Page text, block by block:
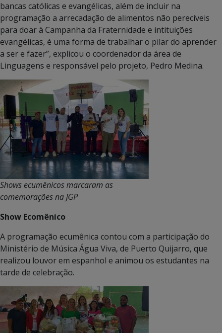
bancas católicas e evangélicas, além de incluir na
programação a arrecadação de alimentos não perecíveis
para doar à Campanha da Fraternidade e intituições
evangélicas, é uma forma de trabalhar o pilar do aprender
a ser e fazer”, explicou o coordenador da área de
Linguagens e responsável pelo projeto, Pedro Medina.
Shows ecumênicos marcaram as
comemorações na JGP
Show Ecomênico
A programação ecumênica contou com a participação do
Ministério de Música Água Viva, de Puerto Quijarro, que
realizou louvor em espanhol e animou os estudantes na
tarde de celebração.